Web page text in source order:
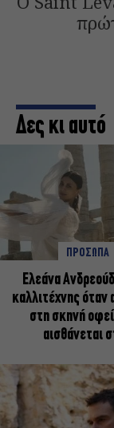
Δες κι αυτό
ΠΡΟΣΩΠΑ
Ελεάνα
καλλιτέχνης όταν
στη σκηνή
αισθάνεται